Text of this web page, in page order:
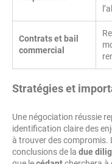
Contrats et bail
commercial
Stratégies et
Une négociation réussie
identification claire des
à trouver des compromis.
conclusions de la due